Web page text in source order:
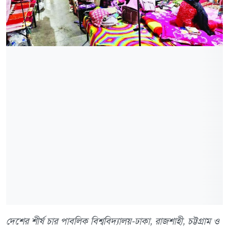
দেশের শীর্ষ চার পাবলিক বিশ্ববিদ্যালয়-ঢাকা, রাজশাহী, চট্টগ্রাম ও